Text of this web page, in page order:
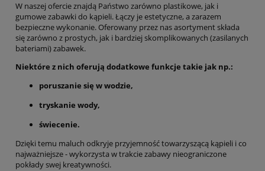
W naszej ofercie znajdą Państwo zarówno plastikowe, jak i
gumowe zabawki do kąpieli. Łączy je estetyczne, a zarazem
bezpieczne wykonanie. Oferowany przez nas asortyment składa
się zarówno z prostych, jak i bardziej skomplikowanych (zasilanych
bateriami) zabawek.
Niektóre z nich oferują dodatkowe funkcje takie jak np.:
poruszanie się w wodzie,
tryskanie wody,
świecenie.
Dzięki temu maluch odkryje przyjemność towarzyszącą kąpieli i co
najważniejsze - wykorzysta w trakcie zabawy nieograniczone
pokłady swej kreatywności.